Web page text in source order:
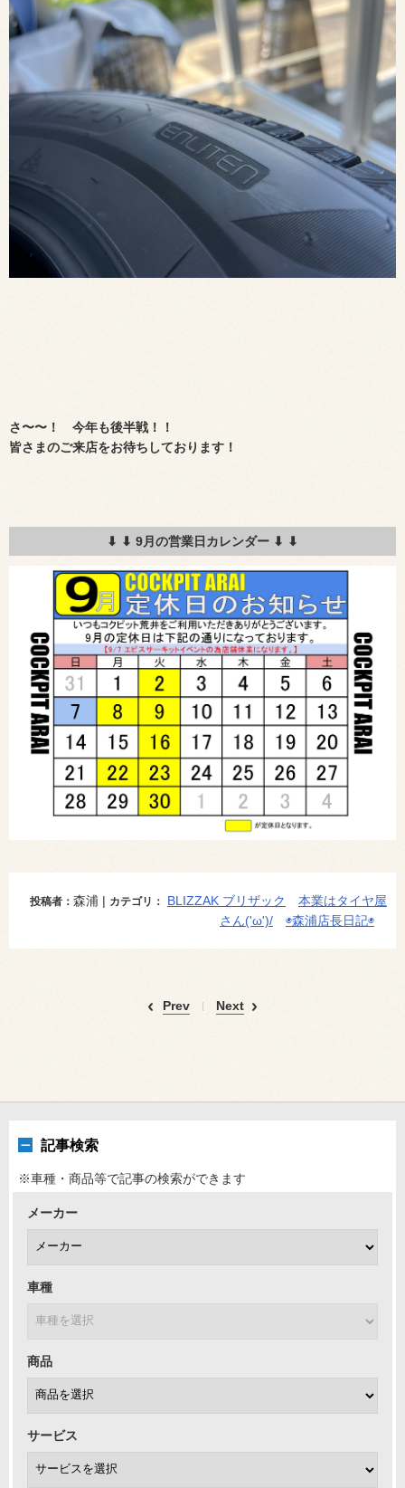
さ〜〜！ 今年も後半戦！！
皆さまのご来店をお待ちしております！
⬇︎ ⬇︎ 9月の営業日カレンダー ⬇︎ ⬇︎
投稿者： 森浦 | カテゴリ： BLIZZAK ブリザック
本業はタイヤ屋
さん('ω')/
◉森浦店長日記◉
Prev Next
記事検索
※車種・商品等で記事の検索ができます
メーカー
車種
商品
サービス